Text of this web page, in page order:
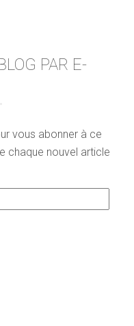
PAR E-
vous abonner à ce
chaque nouvel article